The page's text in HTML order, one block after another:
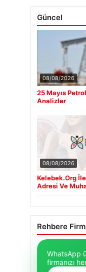
Güncel
08/08/2026
25 Mayıs
Analizler
08/08/2026
Kelebek.Org
Adresi Ve
Rehbere
WhatsApp
firmanızı